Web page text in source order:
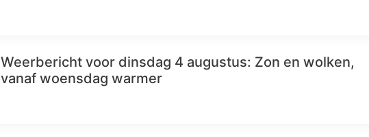
Weerbericht voor dinsdag 4 augustus: Zon en wolken,
vanaf woensdag warmer